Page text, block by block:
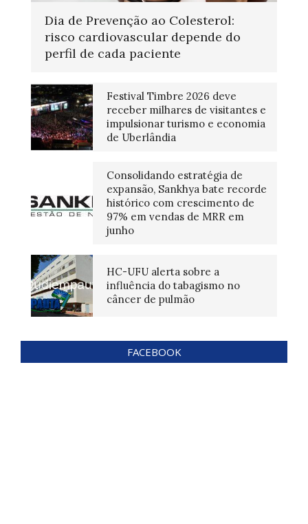
Dia de Prevenção ao Colesterol:
risco cardiovascular depende do
perfil de cada paciente
Festival Timbre 2026 deve
receber milhares de visitantes e
impulsionar turismo e economia
de Uberlândia
Consolidando estratégia de
expansão, Sankhya bate recorde
histórico com crescimento de
97% em vendas de MRR em
junho
HC-UFU alerta sobre a
influência do tabagismo no
câncer de pulmão
FACEBOOK